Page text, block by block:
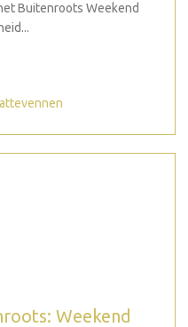
Buitenroots Weekend
Weekend